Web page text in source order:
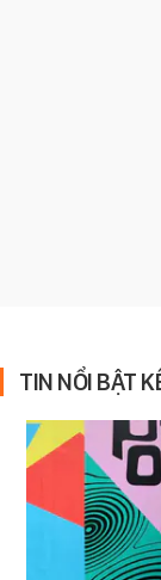
TIN NỔI BẬT